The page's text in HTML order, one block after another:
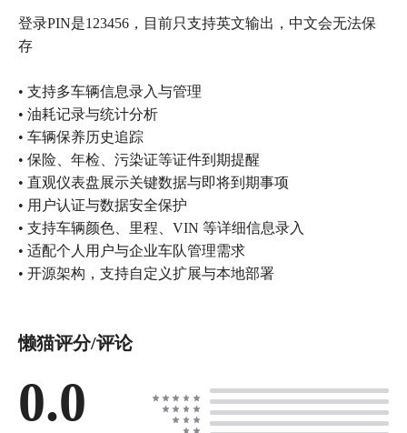
登录PIN是123456，目前只支持英文输出，中文会无法保
存
• 支持多车辆信息录入与管理
• 油耗记录与统计分析
• 车辆保养历史追踪
• 保险、年检、污染证等证件到期提醒
• 直观仪表盘展示关键数据与即将到期事项
• 用户认证与数据安全保护
• 支持车辆颜色、里程、VIN 等详细信息录入
• 适配个人用户与企业车队管理需求
• 开源架构，支持自定义扩展与本地部署
懒猫评分/评论
0.0